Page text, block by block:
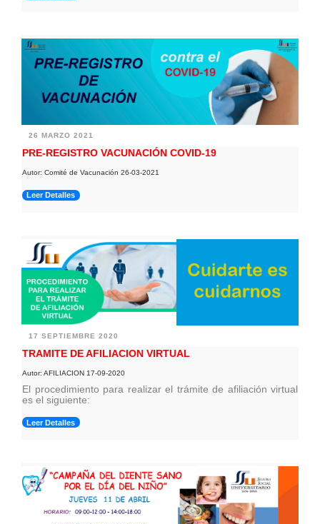
26 MARZO 2021
PRE-REGISTRO VACUNACIÓN COVID-19
Autor: Comité de Vacunación 26-03-2021
Leer Detalles
17 SEPTIEMBRE 2020
TRAMITE DE AFILIACION VIRTUAL
Autor: AFILIACION 17-09-2020
El procedimiento para realizar el trámite de afiliación virtual
es el siguiente:
Leer Detalles